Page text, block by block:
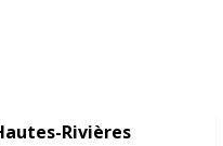
Rivières